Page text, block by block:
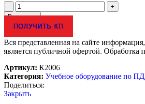
Количество
товара
Комплект
"Квадрат"
В корзину
ПОЛУЧИТЬ КП
Вся представленная на сайте
является публичной офертой. Обработка
Артикул: К2006
Категория: Учебное оборудование по
Поделиться:
Закрыть